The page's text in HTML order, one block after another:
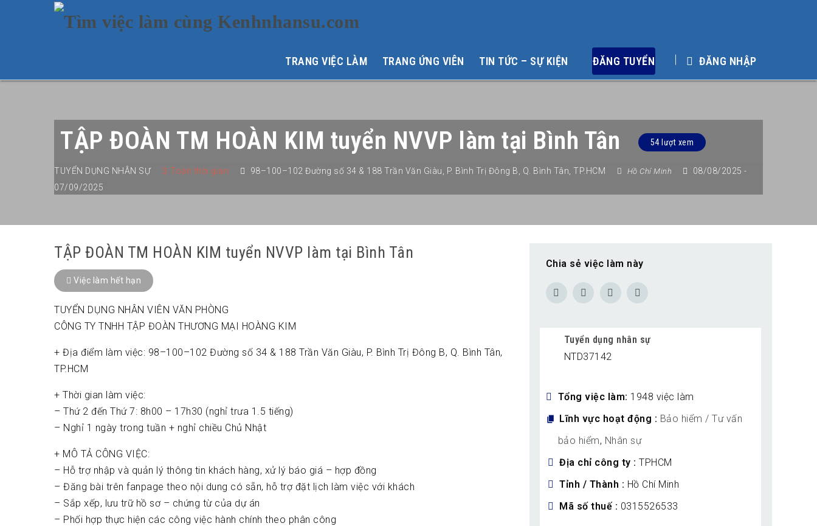
TRANG VIỆC LÀM TRANG ỨNG VIÊN TIN TỨC – SỰ KIỆN ĐĂNG TUYỂN ĐĂNG NHẬP
TẬP ĐOÀN TM HOÀN KIM tuyển NVVP làm tại Bình Tân 54 lượt xem
TUYỂN DỤNG NHÂN SỰ Toàn thời gian 98–100–102 Đường số 34 & 188 Trần Văn Giàu P. Bình Trị Đông B Q. Bình Tân ,TP.HCM Hồ Chí Minh 08/08/2025-
07/09/2025
TẬP ĐOÀN TM HOÀN KIM tuyển NVVP làm tại Bình Tân
Việc làm hết hạn
TUYỂN DỤNG NHÂN VIÊN VĂN PHÒNG
CÔNG TY TNHH TẬP ĐOÀN THƯƠNG MẠI HOÀNG KIM
+ Địa điểm làm việc: 98–100–102 Đường số 34 & 188 Trần Văn Giàu, P. Bình Trị Đông B, Q. Bình Tân,
TP.HCM
+ Thời gian làm việc:
– Thứ 2 đến Thứ 7: 8h00 – 17h30 (nghỉ trưa 1.5 tiếng)
– Nghỉ 1 ngày trong tuần + nghỉ chiều Chủ Nhật
+ MÔ TẢ CÔNG VIỆC:
– Hỗ trợ nhập và quản lý thông tin khách hàng, xử lý báo giá – hợp đồng
– Đăng bài trên fanpage theo nội dung có sẵn, hỗ trợ đặt lịch làm việc với khách
– Sắp xếp, lưu trữ hồ sơ – chứng từ của dự án
– Phối hợp thực hiện các công việc hành chính theo phân công
Chia sẻ việc làm này
Tuyển dụng nhân sự
NTD37142
Tổng việc làm 1948 việc làm
Lĩnh vực hoạt động
Bảo hiểm / Tư vấn
bảo hiểm, Nhân sự
Địa chỉ công ty
TPHCM
Tỉnh / Thành
Hồ Chí Minh
Mã số thuế
0315526533